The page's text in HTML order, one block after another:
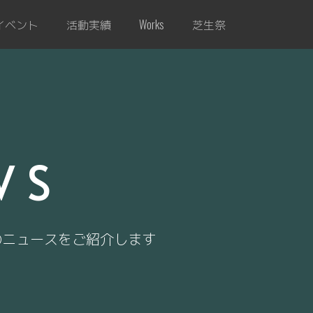
ベント 活動実績 Works 芝生祭
ュースをご紹介します